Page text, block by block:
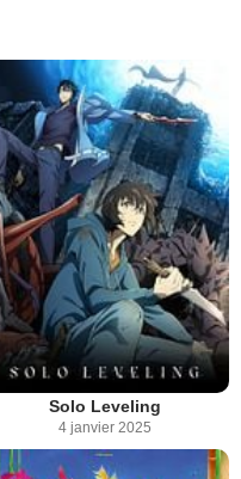
Solo Leveling
4 janvier 2025